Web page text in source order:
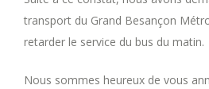
transport du Grand Besançon
retarder le service du bus du matin.
Nous sommes heureux de vous